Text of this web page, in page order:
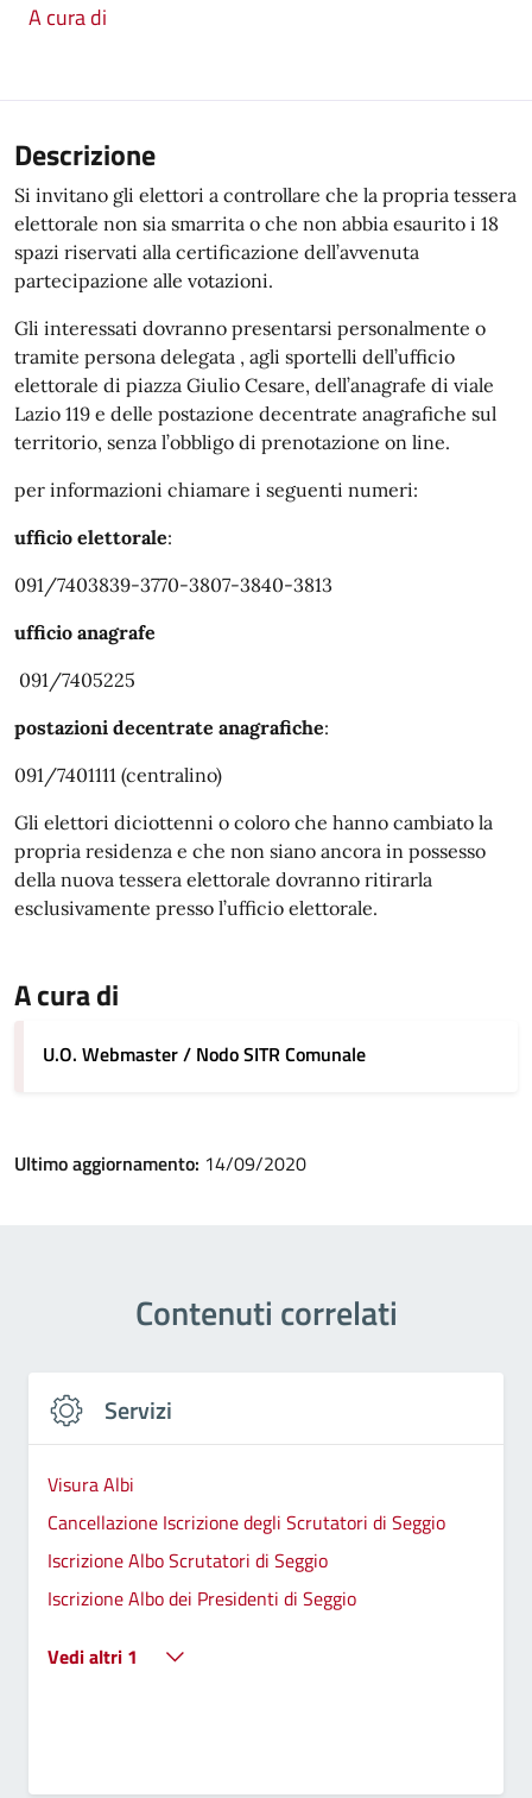
A cura di
Descrizione
Si invitano gli elettori a controllare che la propria tessera
elettorale non sia smarrita o che non abbia esaurito i 18
spazi riservati alla certificazione dell’avvenuta
partecipazione alle votazioni.
Gli interessati dovranno presentarsi personalmente o
tramite persona delegata , agli sportelli dell’ufficio
elettorale di piazza Giulio Cesare, dell’anagrafe di viale
Lazio 119 e delle postazione decentrate anagrafiche sul
territorio, senza l’obbligo di prenotazione on line.
per informazioni chiamare i seguenti numeri:
ufficio elettorale:
091/7403839-3770-3807-3840-3813
ufficio anagrafe
091/7405225
postazioni decentrate anagrafiche:
091/7401111 (centralino)
Gli elettori diciottenni o coloro che hanno cambiato la
propria residenza e che non siano ancora in possesso
della nuova tessera elettorale dovranno ritirarla
esclusivamente presso l’ufficio elettorale.
A cura di
U.O. Webmaster / Nodo SITR Comunale
Ultimo aggiornamento: 14/09/2020
Contenuti correlati
Servizi
Visura Albi
Cancellazione Iscrizione degli Scrutatori di Seggio
Iscrizione Albo Scrutatori di Seggio
Iscrizione Albo dei Presidenti di Seggio
Vedi altri 1